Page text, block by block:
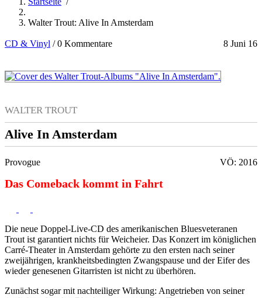
Walter Trout: Alive In Amsterdam
CD & Vinyl 8 Juni 16
/0 Kommentare
WALTER TROUT
Alive In Amsterdam
Provogue VÖ: 2016
Das Comeback kommt in Fahrt
Die neue Doppel-Live-CD des amerikanischen Bluesveteranen
Trout ist garantiert nichts für Weicheier. Das Konzert im königlichen
Carré-Theater in Amsterdam gehörte zu den ersten nach seiner
zweijährigen, krankheitsbedingten Zwangspause und der Eifer des
wieder genesenen Gitarristen ist nicht zu überhören.
Zunächst sogar mit nachteiliger Wirkung: Angetrieben von seiner